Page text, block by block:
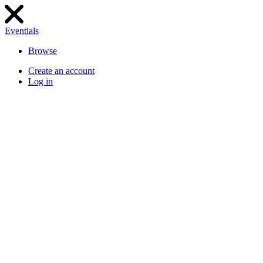
Eventials
Browse
Create an account
Log in